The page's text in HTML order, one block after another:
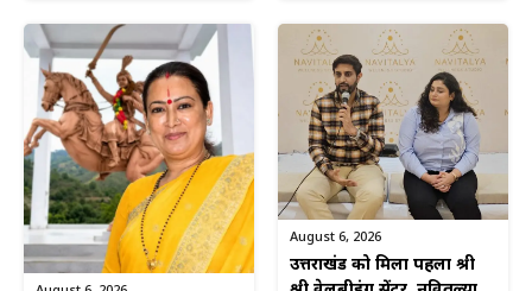
August 6, 2026
उत्तराखंड को मिला पहला श्री